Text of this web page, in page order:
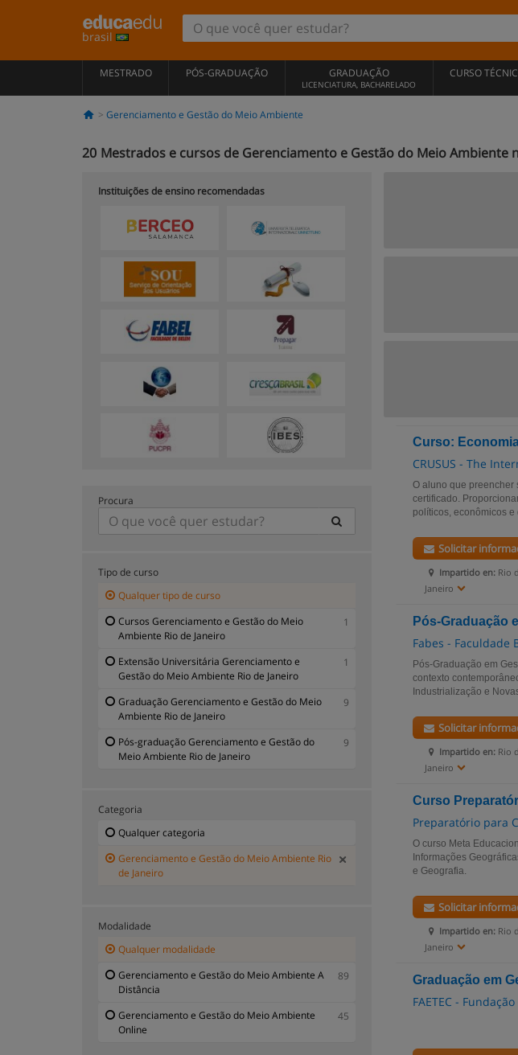
brasil
MESTRADO PÓS-GRADUAÇÃO GRADUAÇÃO
LICENCIATURA, BACHARELADO
CURSO
Gerenciamento e Gestão do Meio Ambiente
20 Mestrados e cursos de Gerenciamento e Gestão do Meio Ambiente
Curso:
CRUSUS - The
O aluno que preencher
certificado.
políticos, econômicos
Impartido en: Rio
Janeiro
Solicitar
Pós-Graduação
Fabes - Faculdade
Pós-Graduação em
contexto
Industrialização e
Impartido en: Rio
Janeiro
Solicitar
Curso
Preparatório para
O curso Meta
Informações
e Geografia.
Impartido en: Rio
Janeiro
Solicitar
Graduação em
FAETEC -
Instituições de ensino recomendadas
Procura
Tipo de curso
Qualquer tipo de curso
Cursos Gerenciamento e Gestão do Meio
Ambiente Rio de Janeiro
1
Extensão Universitária Gerenciamento e
Gestão do Meio Ambiente Rio de Janeiro
1
Graduação Gerenciamento e Gestão do Meio
Ambiente Rio de Janeiro
9
Pós-graduação Gerenciamento e Gestão do
Meio Ambiente Rio de Janeiro
9
Categoria
Qualquer categoria
Gerenciamento e Gestão do Meio Ambiente Rio
de Janeiro
Modalidade
Qualquer modalidade
Gerenciamento e Gestão do Meio Ambiente A
Distância
89
Gerenciamento e Gestão do Meio Ambiente
Online
45